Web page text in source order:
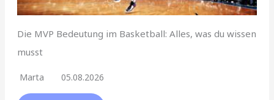
Die MVP Bedeutung im Basketball: Alles, was du wissen
musst
Marta 05.08.2026